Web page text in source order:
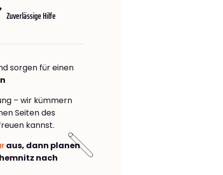
Zuverlässige Hilfe
sorgen für einen
– wir kümmern
Seiten des
kannst.
aus, dann planen
nach